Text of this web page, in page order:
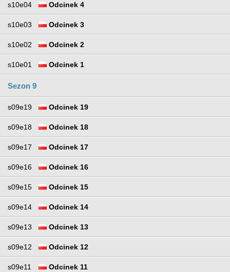
s10e04 Odcinek 4
s10e03 Odcinek 3
s10e02 Odcinek 2
s10e01 Odcinek 1
Sezon 9
s09e19 Odcinek 19
s09e18 Odcinek 18
s09e17 Odcinek 17
s09e16 Odcinek 16
s09e15 Odcinek 15
s09e14 Odcinek 14
s09e13 Odcinek 13
s09e12 Odcinek 12
s09e11 Odcinek 11